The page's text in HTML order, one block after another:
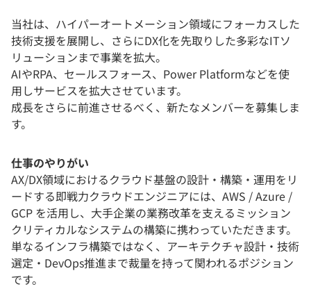
当社は、ハイパーオートメーション領域にフォーカスした
技術支援を展開し、さらにDX化を先取りした多彩なITソ
リューションまで事業を拡大。
AIやRPA、セールスフォース、Power Platformなどを使
用しサービスを拡大させています。
成長をさらに前進させるべく、新たなメンバーを募集しま
す。
仕事のやりがい
AX/DX領域におけるクラウド基盤の設計・構築・運用をリ
ードする即戦力クラウドエンジニアには、AWS / Azure /
GCP を活用し、大手企業の業務改革を支えるミッション
クリティカルなシステムの構築に携わっていただきます。
単なるインフラ構築ではなく、アーキテクチャ設計・技術
選定・DevOps推進まで裁量を持って関われるポジション
です。